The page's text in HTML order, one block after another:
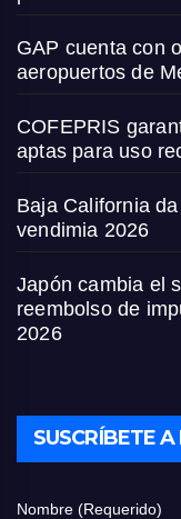
GAP cuenta con
aeropuertos de
COFEPRIS
aptas para uso
Baja California
vendimia 2026
Japón cambia el
reembolso de
2026
SUSCRÍBETE
Nombre (Requerido)